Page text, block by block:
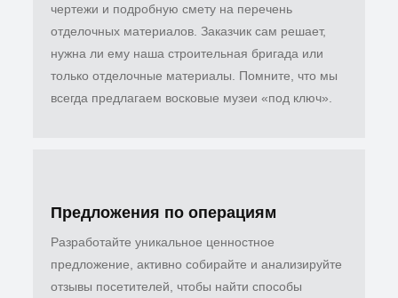
чертежи и подробную смету на перечень
отделочных материалов. Заказчик сам решает,
нужна ли ему наша строительная бригада или
только отделочные материалы. Помните, что мы
всегда предлагаем восковые музеи «под ключ».
Предложения по операциям
Разработайте уникальное ценностное
предложение, активно собирайте и анализируйте
отзывы посетителей, чтобы найти способы